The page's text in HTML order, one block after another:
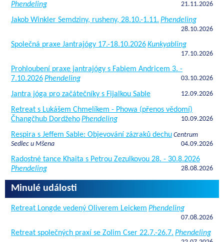
Phendeling
21.11.2026
Jakob Winkler Semdziny, rusheny, 28.10.-1.11. Phendeling
28.10.2026
Společná praxe Jantrajógy 17.-18.10.2026Kunkyabling
17.10.2026
Prohloubení praxe jantrajógy s Fabiem Andricem 3. -
7.10.2026Phendeling 03.10.2026
Jantra jóga pro začátečníky s Fijalkou Sable 12.09.2026
Retreat s Lukášem Chmelíkem - Phowa (přenos vědomí)
Čhangčhub DordžehoPhendeling 10.09.2026
Respira s Jeffem Sable: Objevování zázraků dechu Centrum
Sedlec u Mšena
04.09.2026
Radostné tance Khaita s Petrou Zezulkovou 28. - 30.8.2026
Phendeling
28.08.2026
Minulé události
Retreat Longde vedený Oliverem Leickem Phendeling
07.08.2026
Retreat společných praxí se Zolim Cser 22.7.-26.7. Phendeling